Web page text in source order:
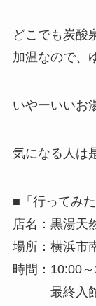
どこでも炭酸
加温なので、
いやーいいお
気になる人は
■「行ってみ
店名：黒湯天
場所：横浜市
時間：10:00
最終入館